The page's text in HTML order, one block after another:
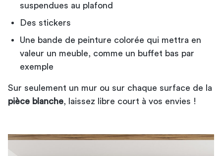
suspendues au plafond
Des stickers
Une bande de peinture colorée qui mettra en
valeur un meuble, comme un buffet bas par
exemple
Sur seulement un mur ou sur chaque surface de la
pièce blanche , laissez libre court à vos envies !